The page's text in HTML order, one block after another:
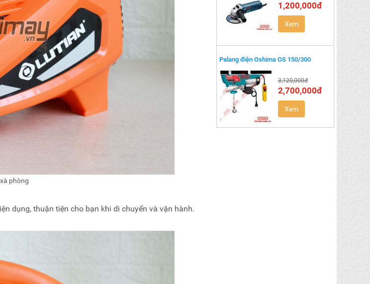
phòng
dụng, thuận tiện cho bạn khi di chuyển và vận hành.
1,200,000đ
Xem
Palang điện Oshima OS 150/300
3,120,000đ
2,700,000đ
Xem